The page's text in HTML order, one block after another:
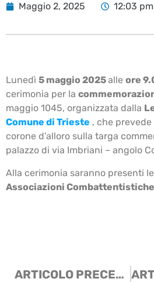
Maggio 2, 2025 12:03 pm
Lunedì 5 maggio 2025alle ore
cerimonia per la
maggio 1045, organizzata dalla
Comune di Trieste , che
corone d’alloro sulla targa
palazzo di via Imbriani – angolo
Alla cerimonia saranno presenti le
Associazioni Combattentistiche
ARTICOLO PRECEDENTE